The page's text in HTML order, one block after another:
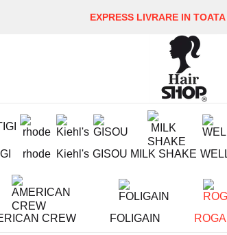
EXPRESS LIVRARE IN
rhode Kiehl's GISOU MILK SHAKE
CREW FOLIGAIN